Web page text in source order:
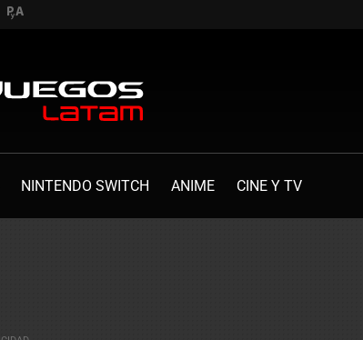
NINTENDO SWITCH ANIME CINE Y TV